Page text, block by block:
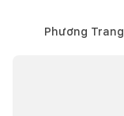
Phương Trang